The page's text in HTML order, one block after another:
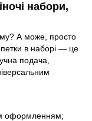
набори,
А може, просто
в наборі — це
подача,
оформленням;